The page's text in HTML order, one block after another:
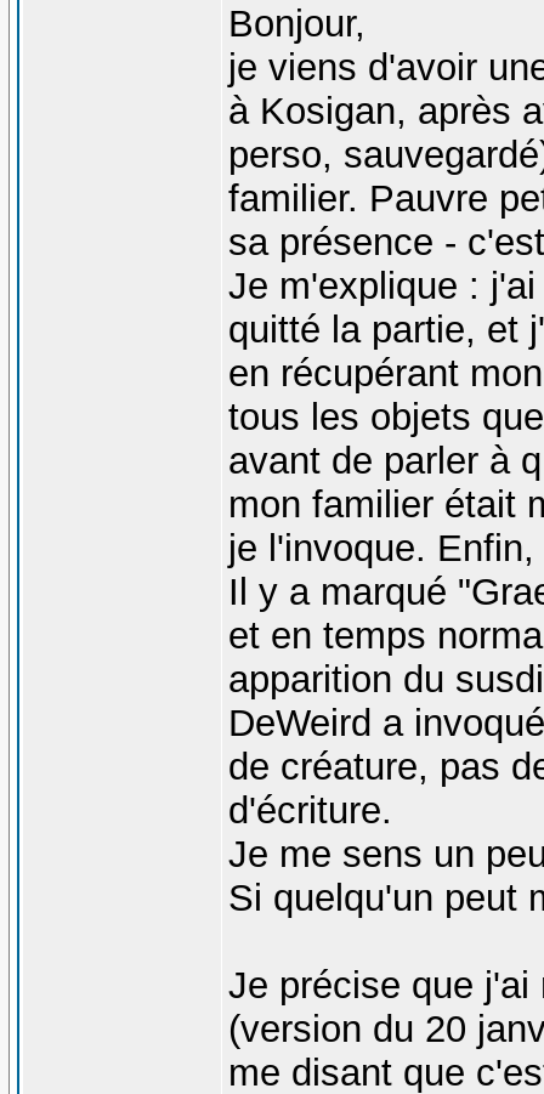
Bonjour,
je viens d'avoir
à Kosigan, après
perso,
familier. Pauvre
sa présence -
Je m'explique :
quitté la partie, et
en récupérant
tous les objets
avant de parler à
mon familier était
je l'invoque.
Il y a marqué
et en temps
apparition du
DeWeird a
de créature, pas
d'écriture.
Je me sens un
Si quelqu'un peut
Je précise que j'ai
(version du 20
me disant que